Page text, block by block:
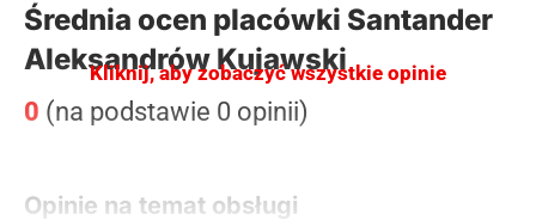
Średnia ocen placówki Santander
Aleksandrów Kujawski
0 (na podstawie 0 opinii)
Opinie na temat obsługi
Kliknij, aby zobaczyć wszystkie opinie